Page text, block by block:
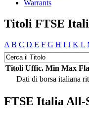
Warrants
Titoli FTSE
A B C D E F G H I J K L
Titoli Uffic. Min Max
Dati di borsa italiana
FTSE Italia All-